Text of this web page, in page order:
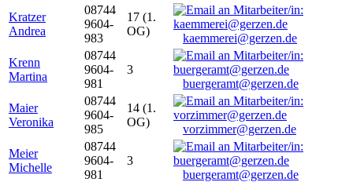
Kratzer
Andrea
08744
9604-
983
17 (1.
OG)
kaemmerei@gerzen.de
Krenn
Martina
08744
9604-
981
3
buergeramt@gerzen.de
Maier
Veronika
08744
9604-
985
14 (1.
OG)
vorzimmer@gerzen.de
Meier
Michelle
08744
9604-
981
3
buergeramt@gerzen.de